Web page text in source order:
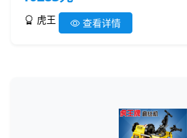
虎王 查看详情